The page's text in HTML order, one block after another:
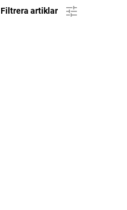
Filtrera artiklar